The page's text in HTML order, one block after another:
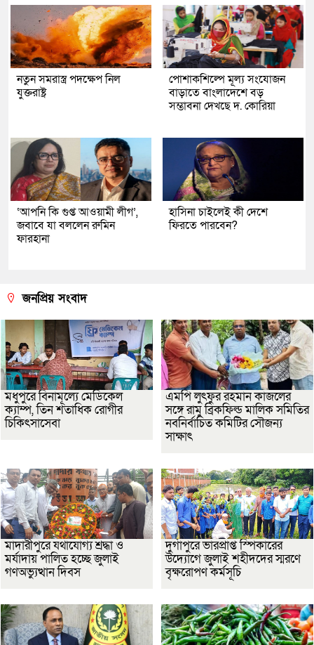
নতুন সমরাস্ত্র পদক্ষেপ নিল
যুক্তরাষ্ট্র
পোশাকশিল্পে মূল্য সংযোজন
বাড়াতে বাংলাদেশে বড়
সম্ভাবনা দেখছে দ. কোরিয়া
‘আপনি কি গুপ্ত আওয়ামী লীগ’,
জবাবে যা বললেন রুমিন
ফারহানা
হাসিনা চাইলেই কী দেশে
ফিরতে পারবেন?
জনপ্রিয় সংবাদ
মধুপুরে বিনামূল্যে মেডিকেল
ক্যাম্প, তিন শতাধিক রোগীর
চিকিৎসাসেবা
এমপি লুৎফুর রহমান কাজলের
সঙ্গে রামু ব্রিকফিল্ড মালিক সমিতির
নবনির্বাচিত কমিটির সৌজন্য
সাক্ষাৎ
মাদারীপুরে যথাযোগ্য শ্রদ্ধা ও
মর্যাদায় পালিত হচ্ছে জুলাই
গণঅভ্যুত্থান দিবস
দুর্গাপুরে ভারপ্রাপ্ত স্পিকারের
উদ্যোগে জুলাই শহীদদের স্মরণে
বৃক্ষরোপণ কর্মসূচি